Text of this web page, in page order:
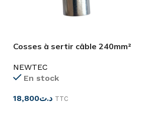
Cosses à sertir câble 240mm²
NEWTEC
En stock
د.ت18,800 TTC